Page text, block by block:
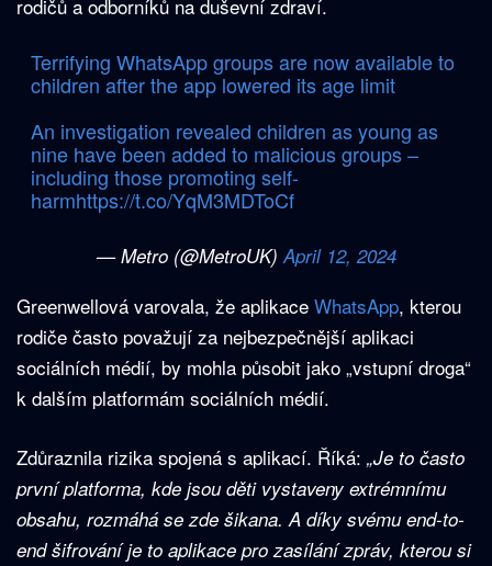
rodičů a odborníků na duševní zdraví.
Terrifying WhatsApp groups are now available to
children after the app lowered its age limit
An investigation revealed children as young as
nine have been added to malicious groups –
including those promoting self-
harmhttps://t.co/YqM3MDToCf
— Metro (@MetroUK)April 12, 2024
Greenwellová varovala, že aplikace WhatsApp, kterou
rodiče často považují za nejbezpečnější aplikaci
sociálních médií, by mohla působit jako „vstupní droga“
k dalším platformám sociálních médií.
Zdůraznila rizika spojená s aplikací. Říká: „Je to často
první platforma, kde jsou děti vystaveny extrémnímu
obsahu, rozmáhá se zde šikana. A díky svému end-to-
end šifrování je to aplikace pro zasílání zpráv, kterou si